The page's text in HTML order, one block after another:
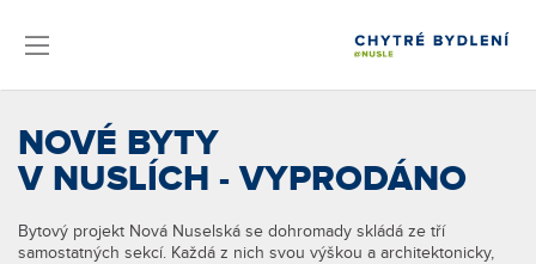
NOVÉ BYTY
V NUSLÍCH - VYPRODÁNO
Bytový projekt Nová Nuselská se dohromady skládá ze tří
samostatných sekcí. Každá z nich svou výškou a architektonicky,